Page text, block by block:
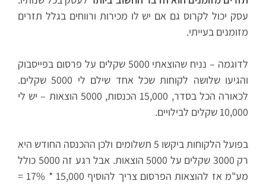
עסק יכול לקרוס גם אם יש לו מכירות ורווחים בגלל תזרים
מזומנים בעייתי.
לדוגמה – נניח שהוצאתי 5000 שקלים על פרסום בפייסבוק
והגיעו שלושה לקוחות שכל אחד שילם לי 5000 שקלים.
לכאורה הכל בסדר, 15,000 הכנסות, 5000 הוצאות – יש לי
10,000 שקלים לבילויים.
בפועל הלקוחות ביקשו 5 תשלומים ולכן ההכנסה החודש היא
רק 3000 שקלים על 5000 הוצאות. אבל רגע זה 5000 כולל
מע"מ אז להוצאות הפרסום צריך להוסיף 15,000 * 17% =